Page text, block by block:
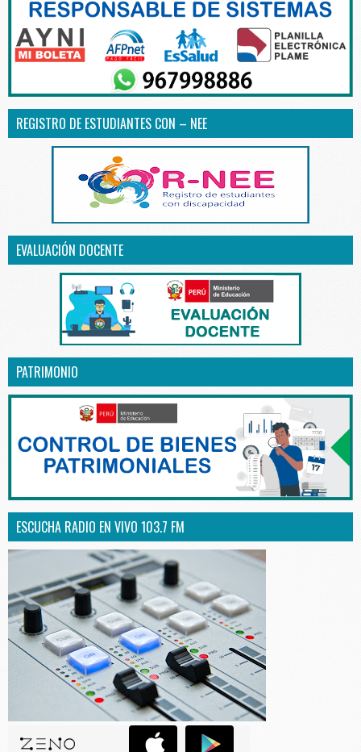
REGISTRO DE ESTUDIANTES CON – NEE
EVALUACIÓN DOCENTE
PATRIMONIO
ESCUCHA RADIO EN VIVO 103.7 FM